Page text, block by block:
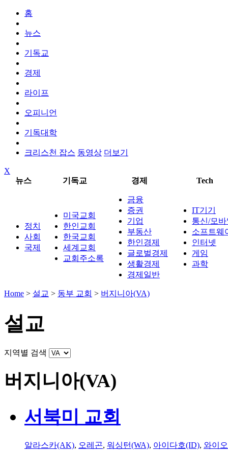
홈
뉴스
기독교
경제
라이프
오피니언
기독대학
크리스천 잡스 동영상 더보기
X
뉴스
기독교 경제 Tech
정치
사회
국제
미국교회
한인교회
한국교회
세계교회
교회주소록
금융
증권
기업
부동산
한인경제
글로벌경제
생활경제
경제일반
IT기기
통신/모
소프트웨
인터넷
게임
과학
Home > 설교 > 동부 교회 > 버지니아(VA)
설교
지역별 검색
버지니아(VA)
서북미 교회
알라스카(AK), 오레곤, 워싱턴(WA), 아이다호(ID), 와이